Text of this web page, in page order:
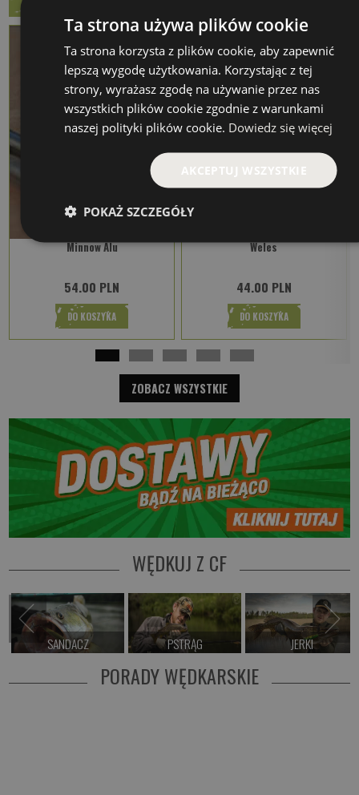
Minnow Alu
54.00 PLN
DO KOSZYKA
Weles
44.00 PLN
DO KOSZYKA
ZOBACZ WSZYSTKIE
WĘDKUJ Z CF
SANDACZ
Zobacz >
PSTRĄG
Zobacz >
JERKI
Zobacz >
PORADY WĘDKARSKIE
Ta strona używa plików cookie
Ta strona korzysta z plików cookie, aby zapewnić
lepszą wygodę użytkowania. Korzystając z tej
strony, wyrażasz zgodę na używanie przez nas
wszystkich plików cookie zgodnie z warunkami
naszej polityki plików cookie. Dowiedz się więcej
AKCEPTUJ WSZYSTKIE
POKAŻ SZCZEGÓŁY